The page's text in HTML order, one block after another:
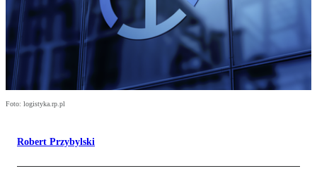
Foto: logistyka.rp.pl
Robert Przybylski